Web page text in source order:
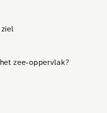
zee-oppervlak?